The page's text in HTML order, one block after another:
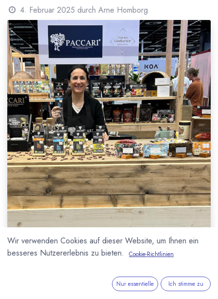
4. Februar 2025 durch Arne Homborg
Wir verwenden Cookies auf dieser Website, um Ihnen ein
besseres Nutzererlebnis zu bieten.
Cookie-Richtlinien
Nur essentielle Ich stimme zu